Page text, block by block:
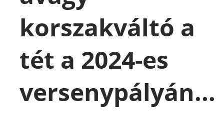
korszakváltó a
tét a 2024-es
versenypályán...